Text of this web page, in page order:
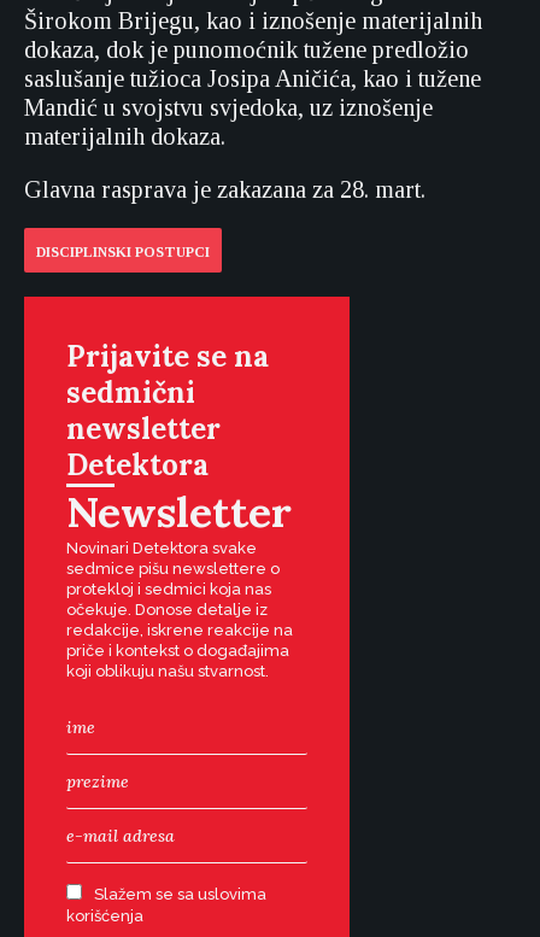
Širokom Brijegu, kao i iznošenje materijalnih
dokaza, dok je punomoćnik tužene predložio
saslušanje tužioca Josipa Aničića, kao i tužene
Mandić u svojstvu svjedoka, uz iznošenje
materijalnih dokaza.
Glavna rasprava je zakazana za 28. mart.
DISCIPLINSKI POSTUPCI
Prijavite se na
sedmični
newsletter
Detektora
Newsletter
Novinari Detektora svake
sedmice pišu newslettere o
protekloj i sedmici koja nas
očekuje. Donose detalje iz
redakcije, iskrene reakcije na
priče i kontekst o događajima
koji oblikuju našu stvarnost.
Slažem se sa uslovima
korišćenja